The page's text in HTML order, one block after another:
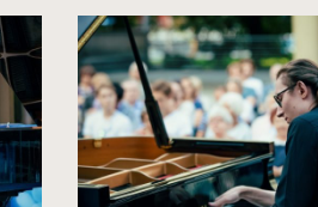
spowoduje
powiększenie
zdjęcia
do
rozmiarów
oryginalnych